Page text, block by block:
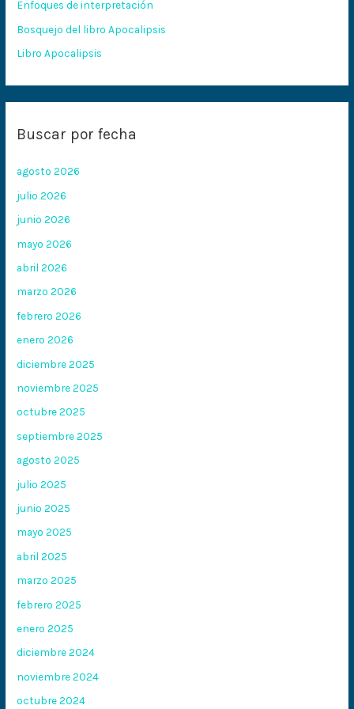
r
:
Enfoques de interpretación
Bosquejo del libro Apocalipsis
Libro Apocalipsis
Buscar por fecha
agosto 2026
julio 2026
junio 2026
mayo 2026
abril 2026
marzo 2026
febrero 2026
enero 2026
diciembre 2025
noviembre 2025
octubre 2025
septiembre 2025
agosto 2025
julio 2025
junio 2025
mayo 2025
abril 2025
marzo 2025
febrero 2025
enero 2025
diciembre 2024
noviembre 2024
octubre 2024